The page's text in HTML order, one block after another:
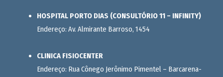
HOSPITAL PORTO DIAS (CONSULTÓRIO 11 – INFINITY)
Endereço: Av. Almirante Barroso, 1454
CLINICA FISIOCENTER
Endereço: Rua Cônego Jerônimo Pimentel – Barcarena-